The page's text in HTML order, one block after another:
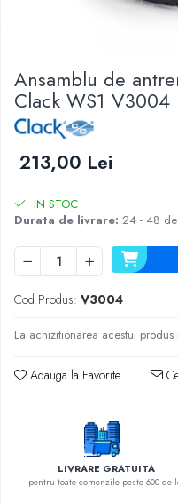
Pompe de presiune
Conectori statie
Contoare si debitmetre
Accesorii diverse
Ansamblu de
Clack WS1 V3004
213,00 Lei
IN STOC
Durata de livrare: 24 - 48
Cod Produs: V3004
La achizitionarea acestui produs
Adauga la Favorite
LIVRARE GRATUITA
pentru toate comenzile peste 600 de